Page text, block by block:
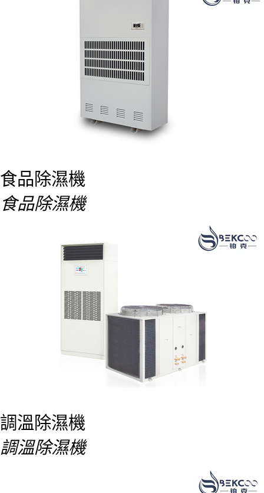
食品除濕機
食品除濕機
調溫除濕機
調溫除濕機